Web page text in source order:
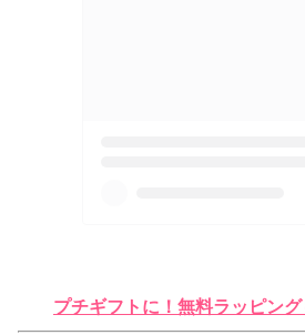
プチギフトに！無料ラッピン